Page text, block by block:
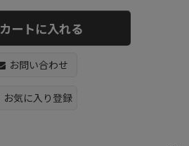
カートに入れる
お問い合わせ
お気に入り登録